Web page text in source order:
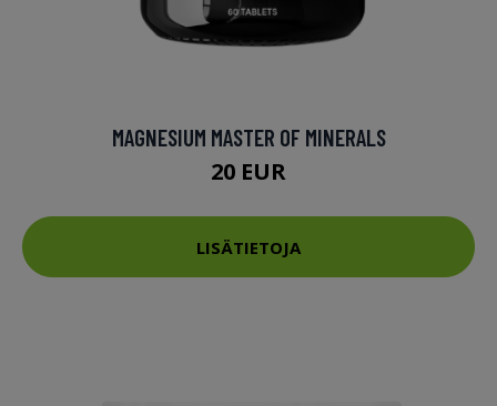
MAGNESIUM MASTER OF MINERALS
20 EUR
LISÄTIETOJA